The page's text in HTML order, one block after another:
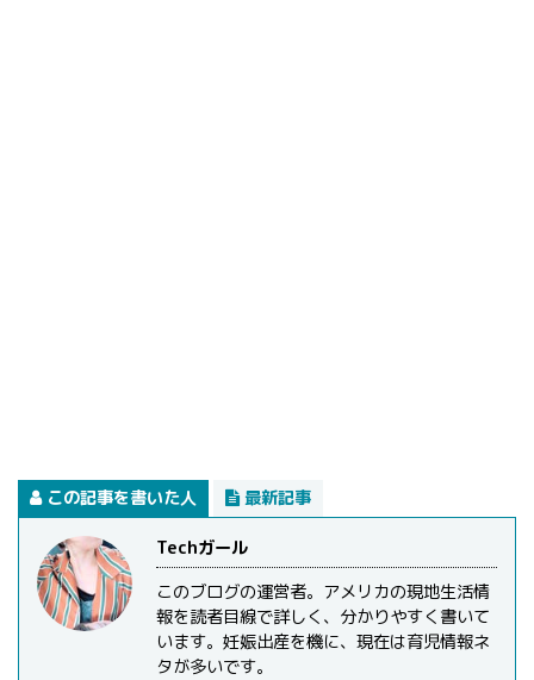
この記事を書いた人 最新記事
Techガール
このブログの運営者。アメリカの現地生活情
報を読者目線で詳しく、分かりやすく書いて
います。妊娠出産を機に、現在は育児情報ネ
タが多いです。